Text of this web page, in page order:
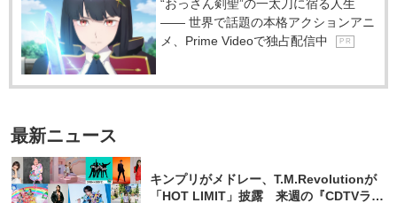
“おっさん剣聖”の一太刀に宿る人生
―― 世界で話題の本格アクションアニ
メ、Prime Videoで独占配信中
P R
最新ニュース
キンプリがメドレー、T.M.Revolutionが
「HOT LIMIT」披露 来週の『CDTVライ